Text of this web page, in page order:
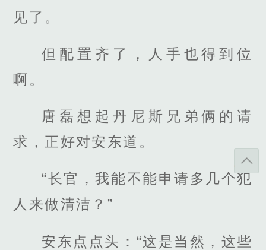
见了。
但配置齐了，人手也得到位
啊。
唐磊想起丹尼斯兄弟俩的请
求，正好对安东道。
“长官，我能不能申请多几个犯
人来做清洁？”
安东点点头：“这是当然，这些